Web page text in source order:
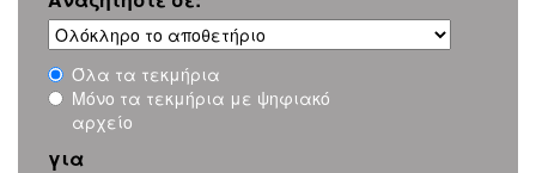
Όλα τα τεκμήρια
Μόνο τα τεκμήρια με ψηφιακό
αρχείο
για